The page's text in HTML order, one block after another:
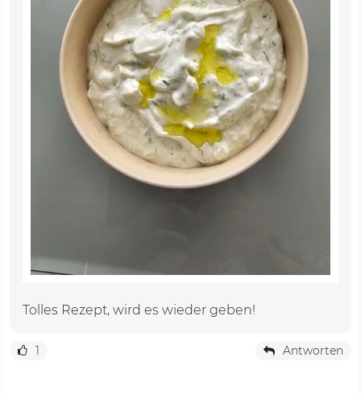
Tolles Rezept, wird es wieder geben!
1 Antworten